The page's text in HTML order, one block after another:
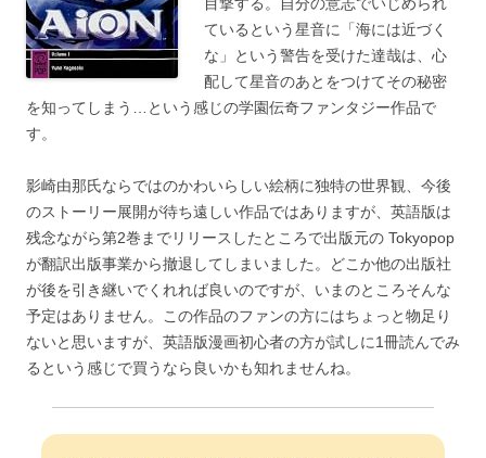
目撃する。自分の意志でいじめられ
ているという星音に「海には近づく
な」という警告を受けた達哉は、心
配して星音のあとをつけてその秘密
を知ってしまう…という感じの学園伝奇ファンタジー作品で
す。
影崎由那氏ならではのかわいらしい絵柄に独特の世界観、今後
のストーリー展開が待ち遠しい作品ではありますが、英語版は
残念ながら第2巻までリリースしたところで出版元の Tokyopop
が翻訳出版事業から撤退してしまいました。どこか他の出版社
が後を引き継いでくれれば良いのですが、いまのところそんな
予定はありません。この作品のファンの方にはちょっと物足り
ないと思いますが、英語版漫画初心者の方が試しに1冊読んでみ
るという感じで買うなら良いかも知れませんね。